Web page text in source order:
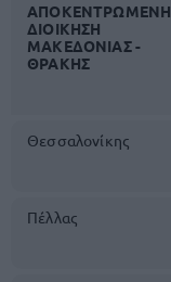
ΑΠΟΚΕΝΤΡΩΜΕΝΗ
ΔΙΟΙΚΗΣΗ
ΜΑΚΕΔΟΝΙΑΣ -
ΘΡΑΚΗΣ
Θεσσαλονίκης
Πέλλας